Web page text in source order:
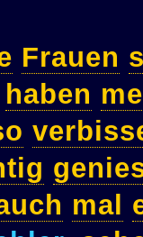
Frauen
haben
mal